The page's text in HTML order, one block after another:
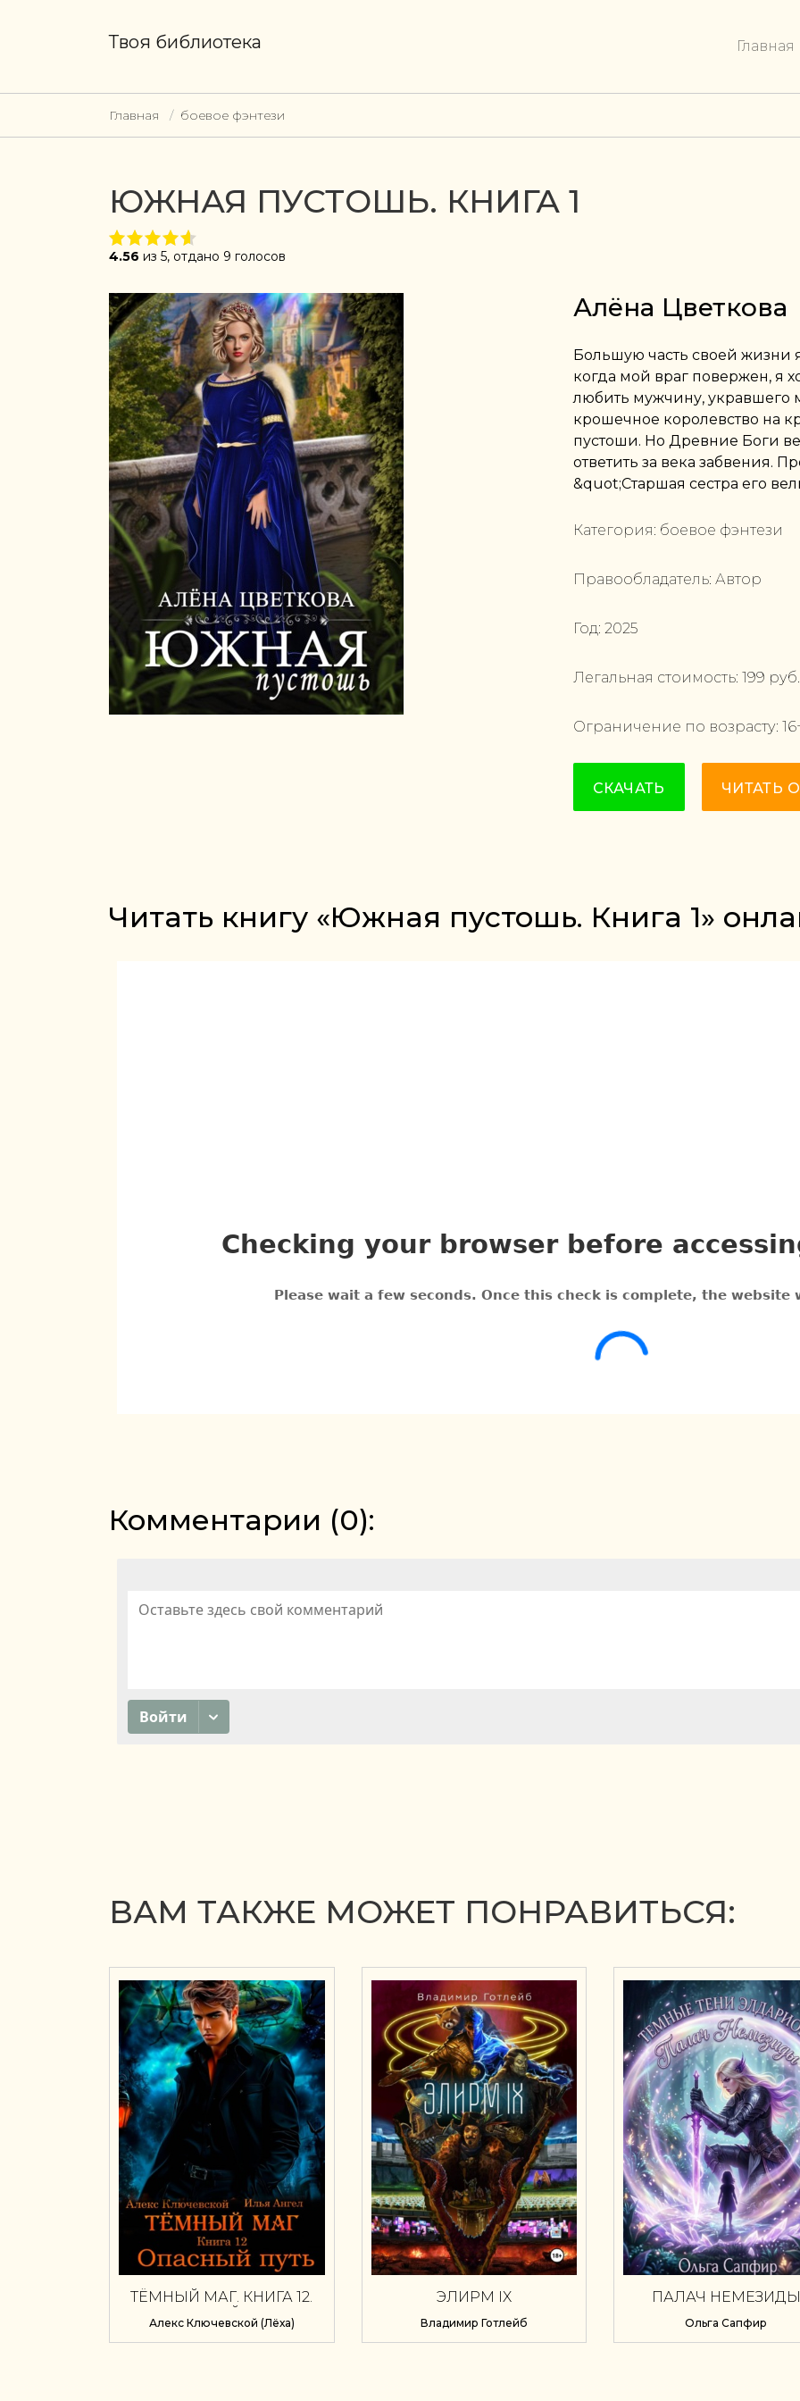
Твоя библиотека Главная
Главная боевое фэнтези
ЮЖНАЯ ПУСТОШЬ. КНИГА 1
4.56 из 5, отдано 9 голосов
Алёна Цветкова
Большую часть своей жизни
когда мой враг повержен, я
любить мужчину, укравшего
крошечное королевство
пустоши. Но Древние Боги
ответить за века забвения.
&quot;Старшая сестра его
Категория: боевое фэнтези
Правообладатель: Автор
Год: 2025
Легальная стоимость: 199 руб.
Ограничение по возрасту: 16
СКАЧАТЬ ЧИТАТЬ
Читать книгу «Южная пустошь. Книга 1»
Комментарии (0):
ВАМ ТАКЖЕ МОЖЕТ ПОНРАВИТЬСЯ:
ТЁМНЫЙ МАГ. КНИГА 12.
Алекс Ключевской (Лёха)
ЭЛИРМ IX
Владимир Готлейб
ПАЛАЧ НЕМЕЗИДЫ
Ольга Сапфир